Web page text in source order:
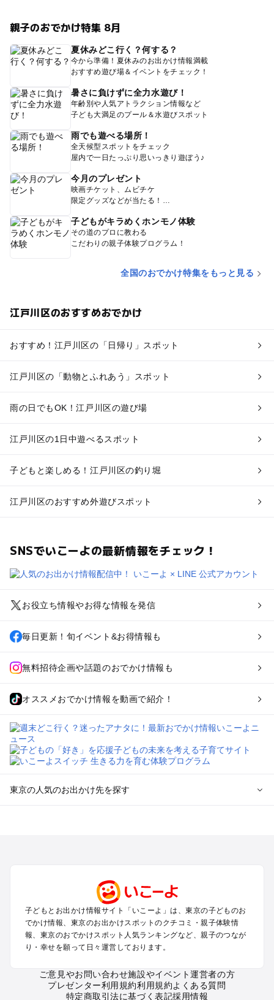
親子のおでかけ特集 8月
夏休みどこ行く？何する？
今から準備！夏休みのお出かけ情報満載
おすすめ遊び場＆イベントをチェック！
暑さに負けずに全力水遊び！
年齢別や人気アトラクション情報など
子ども大満足のプール＆水遊びスポット
雨でも遊べる場所！
全天候型スポットをチェック
屋内で一日たっぷり思いっきり遊ぼう♪
今月のプレゼント
映画チケット、ムビチケ
限定グッズなどが当たる！
子どもがキラめくホンモノ体験
その道のプロに教わる
こだわりの親子体験プログラム！
全国のおでかけ特集をもっと見る
江戸川区のおすすめおでかけ
おすすめ！江戸川区の「日帰り」スポット
江戸川区の「動物とふれあう」スポット
雨の日でもOK！江戸川区の遊び場
江戸川区の1日中遊べるスポット
子どもと楽しめる！江戸川区の釣り堀
江戸川区のおすすめ外遊びスポット
SNSでいこーよの最新情報をチェック！
お役立ち情報やお得な情報を発信
毎日更新！旬イベント&お得情報も
無料招待企画や話題のおでかけ情報も
オススメおでかけ情報を動画で紹介！
東京の人気のお出かけ先を探す
町田・相模原・愛川・上野原のプールお出かけ
渋谷・原宿・恵比寿・中目黒・自由が丘のプールお出かけ
池袋・赤羽・王子・巣鴨・目白・石神井のプールお出かけ
新宿・高田馬場・代々木・千駄ヶ谷のプールお出かけ
銀座・丸の内・日本橋・有楽町・築地・月島のプールお出かけ
小金井・小平・西東京・東村山・東久留米のプールお出かけ
府中・調布・狛江のプールお出かけ
子どもとお出かけ情報サイト「いこーよ」は、東京の子どものお
でかけ情報、東京のお出かけスポットのクチコミ・親子体験情
報、東京のおでかけスポット人気ランキングなど、親子のつなが
り・幸せを願って日々運営しております。
ご意見やお問い合わせ施設やイベント運営者の方
プレゼンター利用規約利用規約よくある質問
特定商取引法に基づく表記採用情報